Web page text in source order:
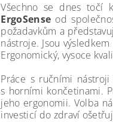
Všechno se dnes točí
ErgoSense od
požadavkům a
nástroje. Jsou
Ergonomický, vysoce
Práce s ručními
s horními končetinami.
jeho ergonomii. Volba
investicí do zdraví